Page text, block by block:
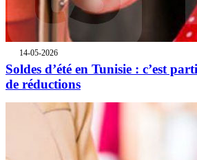
14-05-2026
Soldes d’été en Tunisie : c’est
de réductions